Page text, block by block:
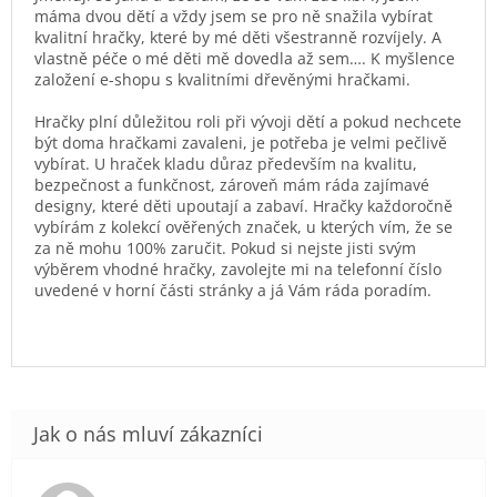
máma dvou dětí a vždy jsem se pro ně snažila vybírat
kvalitní hračky, které by mé děti všestranně rozvíjely. A
vlastně péče o mé děti mě dovedla až sem…. K myšlence
založení e-shopu s kvalitními dřevěnými hračkami.
Hračky plní důležitou roli při vývoji dětí a pokud nechcete
být doma hračkami zavaleni, je potřeba je velmi pečlivě
vybírat. U hraček kladu důraz především na kvalitu,
bezpečnost a funkčnost, zároveň mám ráda zajímavé
designy, které děti upoutají a zabaví. Hračky každoročně
vybírám z kolekcí ověřených značek, u kterých vím, že se
za ně mohu 100% zaručit. Pokud si nejste jisti svým
výběrem vhodné hračky, zavolejte mi na telefonní číslo
uvedené v horní části stránky a já Vám ráda poradím.